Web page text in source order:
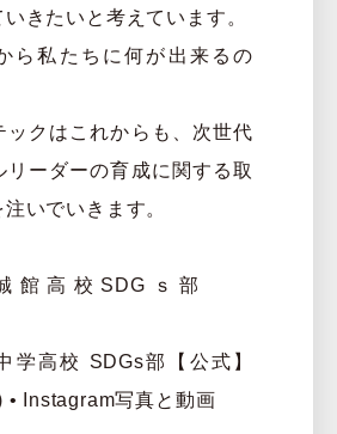
きたいと考えています。
ら私たちに何が出来るの
ックはこれからも、次世代
リーダーの育成に関する取
いでいきます。
館高校SDGｓ部
学高校 SDGs部【公式】
• Instagram写真と動画